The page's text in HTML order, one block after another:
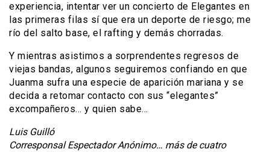
experiencia, intentar ver un concierto de Elegantes en
las primeras filas sí que era un deporte de riesgo; me
río del salto base, el rafting y demás chorradas.
Y mientras asistimos a sorprendentes regresos de
viejas bandas, algunos seguiremos confiando en que
Juanma sufra una especie de aparición mariana y se
decida a retomar contacto con sus “elegantes”
excompañeros… y quien sabe…
Luis Guilló
Corresponsal Espectador Anónimo… más de cuatro